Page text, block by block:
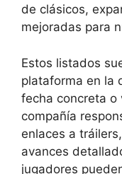
de clásicos,
mejoradas para
Estos listados
plataforma en la
fecha concreta o
compañía
enlaces a
avances
jugadores